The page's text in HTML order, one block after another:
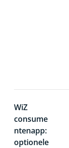
WiZ
consume
ntenapp:
optionele